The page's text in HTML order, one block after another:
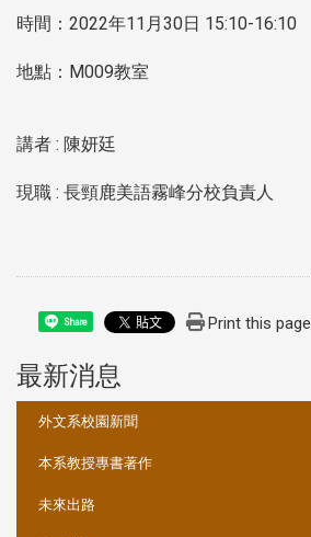
時間：2022年11月30日 15:10-16:10
地點：M009教室
講者 : 陳妍廷
現職 : 長頸鹿美語霧峰分校負責人
Share Print this page
最新消息
外文系校園新聞
本系教授專書著作
未來出路